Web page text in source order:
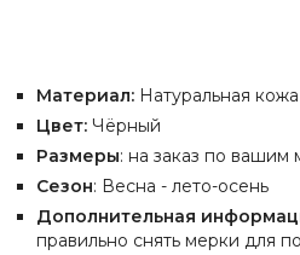
Материал: Натуральная
Цвет: Чёрный
Размеры: на заказ по вашим
Сезон: Весна - лето-осень
Дополнительная
правильно снять мерки для